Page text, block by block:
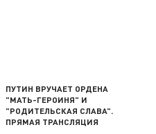
ПУТИН ВРУЧАЕТ ОРДЕНА
"МАТЬ-ГЕРОИНЯ" И
"РОДИТЕЛЬСКАЯ СЛАВА".
ПРЯМАЯ ТРАНСЛЯЦИЯ